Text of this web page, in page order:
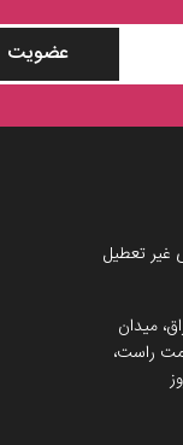
عضویت
غیر تعطیل
میدان
راست،